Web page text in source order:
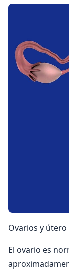
Ovarios y útero
El ovario es